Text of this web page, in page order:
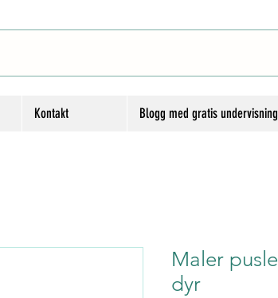
Kontakt Blogg med gratis
Maler
dyr